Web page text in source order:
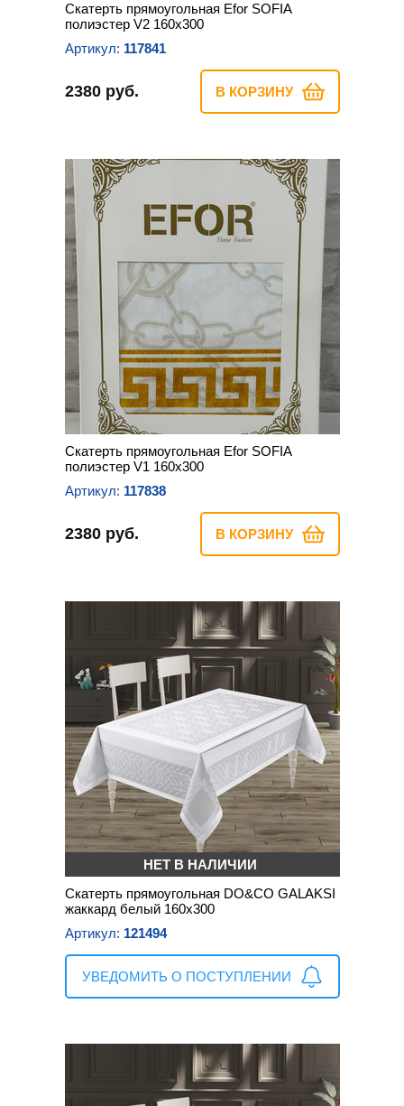
Скатерть прямоугольная Efor SOFIA
полиэстер V2 160х300
Артикул: 117841
2380 руб. В КОРЗИНУ
Скатерть прямоугольная Efor SOFIA
полиэстер V1 160х300
Артикул: 117838
2380 руб. В КОРЗИНУ
НЕТ В НАЛИЧИИ
Скатерть прямоугольная DO&CO GALAKSI
жаккард белый 160х300
Артикул: 121494
УВЕДОМИТЬ О ПОСТУПЛЕНИИ